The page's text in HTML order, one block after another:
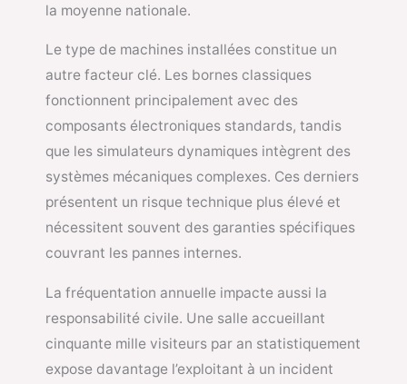
la moyenne nationale.
Le type de machines installées constitue un
autre facteur clé. Les bornes classiques
fonctionnent principalement avec des
composants électroniques standards, tandis
que les simulateurs dynamiques intègrent des
systèmes mécaniques complexes. Ces derniers
présentent un risque technique plus élevé et
nécessitent souvent des garanties spécifiques
couvrant les pannes internes.
La fréquentation annuelle impacte aussi la
responsabilité civile. Une salle accueillant
cinquante mille visiteurs par an statistiquement
expose davantage l’exploitant à un incident